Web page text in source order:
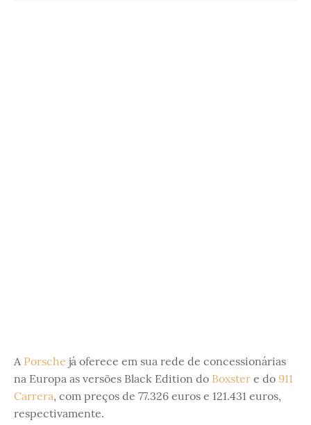
A Porsche já oferece em sua rede de concessionárias
na Europa as versões Black Edition do Boxster e do 911
Carrera, com preços de 77.326 euros e 121.431 euros,
respectivamente.